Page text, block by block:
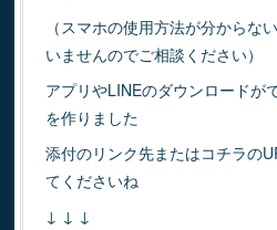
（スマホの使用方法が分からな
いませんのでご相談ください）
アプリやLINEのダウンロードが
を作りました
添付のリンク先またはコチラの
てくださいね
↓ ↓ ↓